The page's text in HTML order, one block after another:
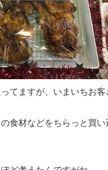
てますが、いまいちお客
食材などをちらっと買